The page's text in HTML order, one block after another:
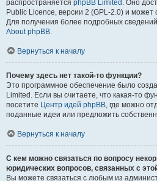
распространяется phpBB Limited . Оно
Public Licence, версии 2 (GPL-2.0) и может
Для получения более подробных
About phpBB.
Вернуться к началу
Почему здесь нет такой-то функции?
Это программное обеспечение было
Limited. Если вы считаете, что какая-то
посетите Центр идей phpBB, где можно
поданные идеи или предложить
Вернуться к началу
С кем можно связаться по вопросу
юридических вопросов, связанных с
Вы можете связаться с любым из